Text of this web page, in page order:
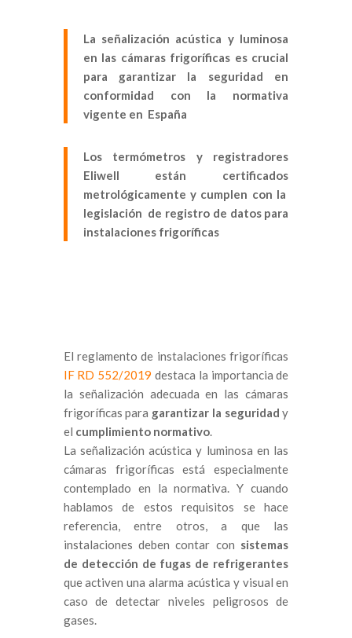
La señalización acústica y luminosa
en las cámaras frigoríficas es crucial
para garantizar la seguridad en
conformidad con la normativa
vigente en España
Los termómetros y registradores
Eliwell están certificados
metrológicamente y cumplen con la
legislación de registro de datos para
instalaciones frigoríficas
El reglamento de instalaciones frigoríficas
IF RD 552/2019 destaca la importancia de
la señalización adecuada en las cámaras
frigoríficas para garantizar la seguridad y
el cumplimiento normativo.
La señalización acústica y luminosa en las
cámaras frigoríficas está especialmente
contemplado en la normativa. Y cuando
hablamos de estos requisitos se hace
referencia, entre otros, a que las
instalaciones deben contar con sistemas
de detección de fugas de refrigerantes
que activen una alarma acústica y visual en
caso de detectar niveles peligrosos de
gases.